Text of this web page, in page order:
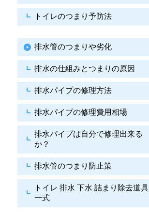
トイレのつまり予防法
排水管のつまりや劣化
排水の仕組みとつまりの原因
排水パイプの修理方法
排水パイプの修理費用相場
排水パイプは自分で修理出来る
か？
排水管のつまり防止策
トイレ 排水 下水 詰まり除去道具
一式